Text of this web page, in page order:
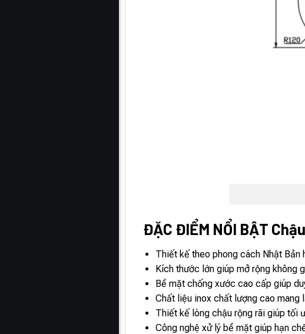
ĐẶC ĐIỂM NỔI BẬT
Thiết kế theo phong cách Nhật Bản
Kích thước lớn giúp mở rộng không
Bề mặt chống xước cao cấp giúp
Chất liệu inox chất lượng cao mang
Thiết kế lòng chậu rộng rãi giúp tối
Công nghệ xử lý bề mặt giúp hạn